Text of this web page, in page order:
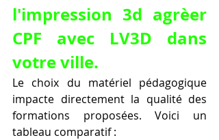
l'impression 3d agrèer
CPF avec LV3D dans
votre ville.
Le choix du matériel pédagogique
impacte directement la qualité des
formations proposées. Voici un
tableau comparatif :